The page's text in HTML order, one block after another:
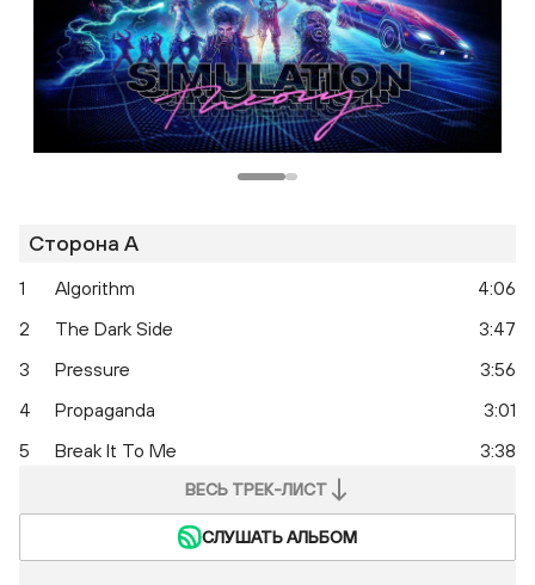
Сторона A
1 Algorithm
4:06
2
The Dark Side
3:47
3
Pressure
3:56
4
Propaganda
3:01
5
Break It To Me 3:38
ВЕСЬ ТРЕК-ЛИСТ
СЛУШАТЬ АЛЬБОМ